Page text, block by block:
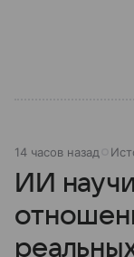
14 часов назад
ИИ